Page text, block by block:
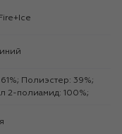
2-полиамид: 100%;